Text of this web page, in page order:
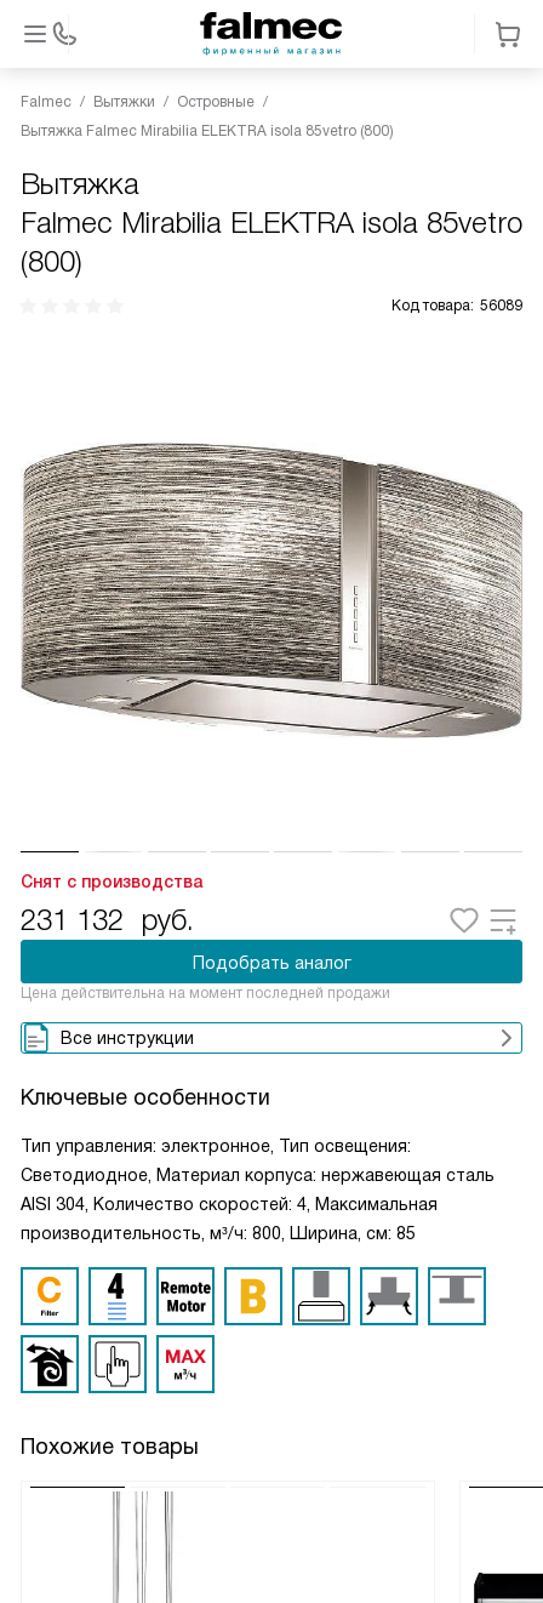
Falmec Вытяжки
Островные
Вытяжка Falmec Mirabilia ELEKTRA isola 85vetro (800)
Вытяжка
Falmec Mirabilia ELEKTRA isola 85vetro
(800)
Код товара: 56089
Снят с производства
231 132 руб.
Подобрать аналог
Цена действительна на момент последней продажи
Все инструкции
Ключевые особенности
Тип управления: электронное, Тип освещения:
Светодиодное, Материал корпуса: нержавеющая сталь
AISI 304, Количество скоростей: 4, Максимальная
производительность, м³/ч: 800, Ширина, см: 85
Похожие товары